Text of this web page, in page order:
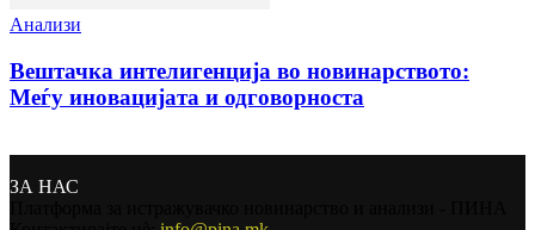
Анализи
Вештачка интелигенција во новинарството:
Меѓу иновацијата и одговорноста
ЗА НАС